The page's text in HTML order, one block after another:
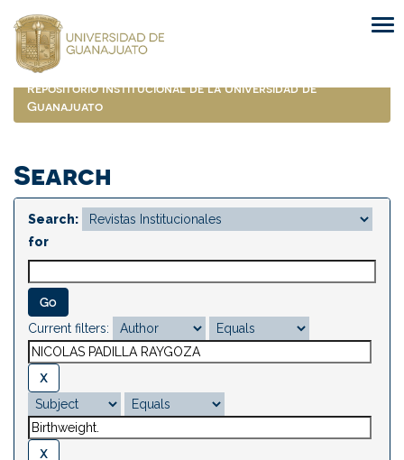
navigation
Repositorio Institucional de la Universidad de
Guanajuato
Search
Search:
for
Current filters: